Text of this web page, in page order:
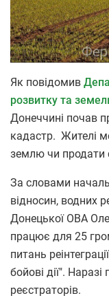
Як повідомив
розвитку та
Донеччині почав
кадастр. Жителі
землю чи продати
За словами
відносин, водних
Донецької ОВА
працює для 25
питань
бойові дії".
реєстраторів.